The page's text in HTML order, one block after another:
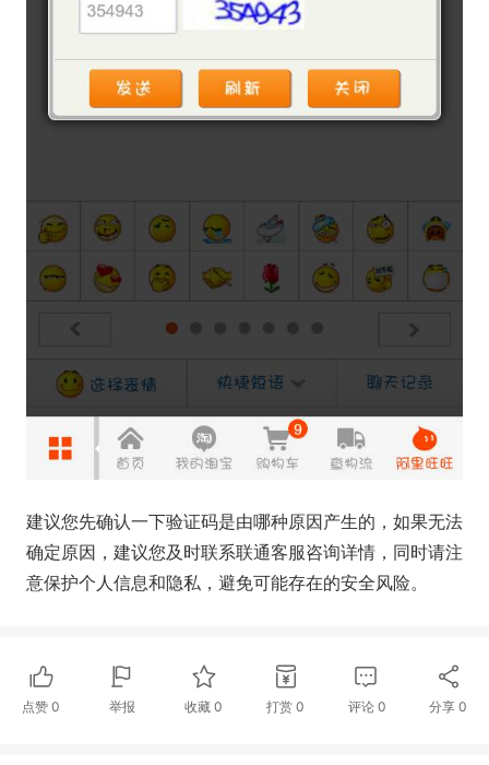
建议您先确认一下验证码是由哪种原因产生的，如果无法
确定原因，建议您及时联系联通客服咨询详情，同时请注
意保护个人信息和隐私，避免可能存在的安全风险。
点赞 0 举报 收藏0 打赏 0 评论 0 分享0